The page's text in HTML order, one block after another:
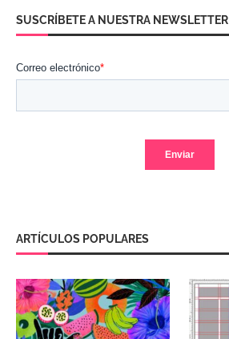
SUSCRÍBETE A NUESTRA NEWSLETTER
ARTÍCULOS POPULARES